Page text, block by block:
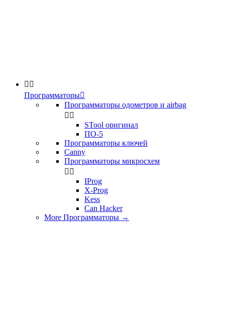
 
Программаторы
Программаторы одометров и airbag
 
STool оригинал
ПО-5
Программаторы ключей
Canny
Программаторы микросхем
 
IProg
X-Prog
Kess
Can Hacker
More Программаторы →